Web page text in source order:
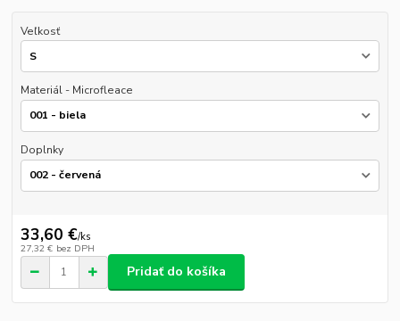
Veľkosť
Materiál - Microfleace
Doplnky
33,60 €/ks
27,32 € bez DPH
Pridať do košíka